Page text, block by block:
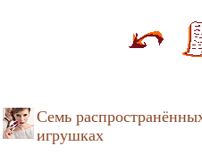
Семь
игрушках